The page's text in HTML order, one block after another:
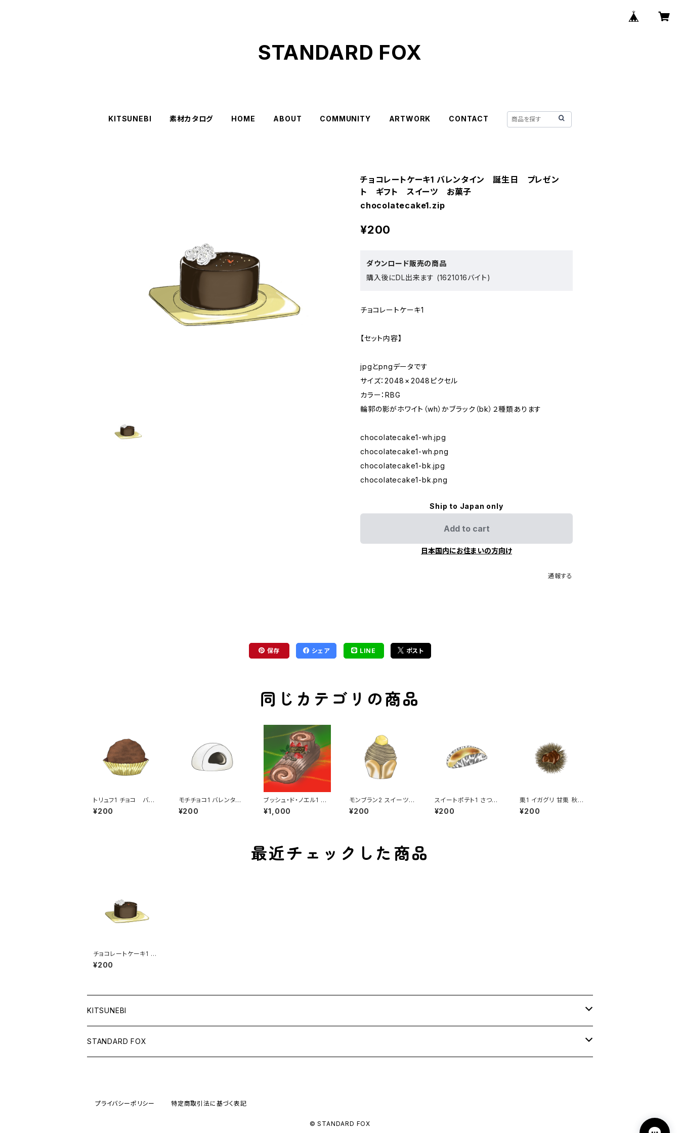
STANDARD FOX
KITSUNEBI 素材カタログ HOME ABOUT COMMUNITY ARTWORK CONTACT
チョコレートケーキ1 バレンタイン 誕生日 プレゼン
ト ギフト スイーツ お菓子
chocolatecake1.zip
¥200
ダウンロード販売の商品
購入後にDL出来ます (1621016バイト)
チョコレートケーキ1
【セット内容】
jpgとpngデータです
サイズ：2048 × 2048ピクセル
カラー：RBG
輪郭の影がホワイト（wh）かブラック（bk）２種類あります
chocolatecake1-wh.jpg
chocolatecake1-wh.png
chocolatecake1-bk.jpg
chocolatecake1-bk.png
Ship to Japan only
Add to cart
日本国内にお住まいの方向け
通報する
保存 シェア LINE ポスト
同じカテゴリの商品
トリュフ1 チョコ バレ
ンタイン ギフト
¥200
モチチョコ1 バレンタイ
ン 和風スイーツ
¥200
ブッシュ・ド・ノエル1 カ
スタム可能 クリスマ
ス クリスマスケーキ
¥1,000
モンブラン2 スイーツ
ケーキ 洋菓子 パテ
ィスリー パティシエ
¥200
スイートポテト1 さつま
いも お菓子 スイー
ツ お土産 秋の味覚
¥200
栗1 イガグリ 甘栗 秋の
味覚 マロン トゲトゲ イ
ガイガ
¥200
最近チェックした商品
チョコレートケーキ1 バ
レンタイン 誕生日
プレゼント ギフト ス
¥200
KITSUNEBI
フルカ
るるい君
STANDARD FOX
電子書籍
鈴と車輪のメッセージ
プライバシーポリシー 特定商取引法に基づく表記
© STANDARD FOX